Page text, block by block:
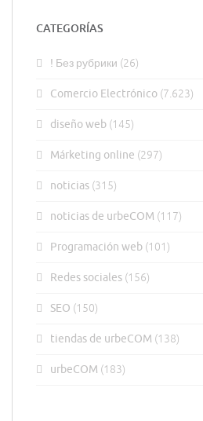
CATEGORÍAS
! Без рубрики (26)
Comercio Electrónico (7.623)
diseño web (145)
Márketing online (297)
noticias (315)
noticias de urbeCOM (117)
Programación web (101)
Redes sociales (156)
SEO (150)
tiendas de urbeCOM (138)
urbeCOM (183)